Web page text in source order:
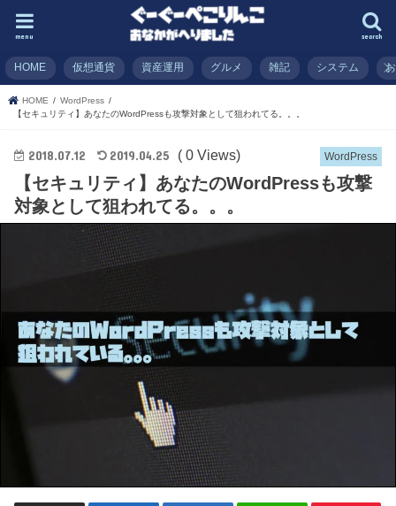
search
menu
HOME 仮想通貨 資産運用 グルメ 雑記 システム
HOME
WordPress
【セキュリティ】あなたのWordPressも攻撃対象として狙われてる。。。
WordPress
2018.07.12 2019.04.25 ( 0 Views)
【セキュリティ】あなたのWordPressも攻撃
対象として狙われてる。。。